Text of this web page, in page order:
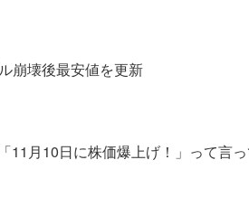
崩壊後最安値を更新
11月10日に株価爆上げ！」って言